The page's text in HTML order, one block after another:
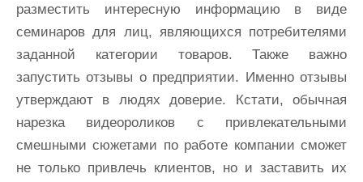
разместить интересную информацию в виде
семинаров для лиц, являющихся потребителями
заданной категории товаров. Также важно
запустить отзывы о предприятии. Именно отзывы
утверждают в людях доверие. Кстати, обычная
нарезка видеороликов с привлекательными
смешными сюжетами по работе компании сможет
не только привлечь клиентов, но и заставить их